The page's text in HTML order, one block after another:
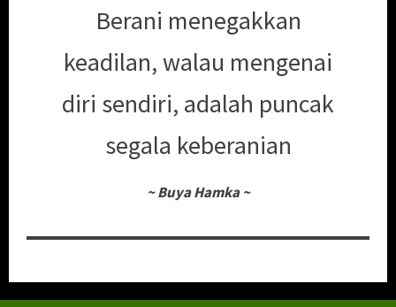
Berani menegakkan
keadilan, walau mengenai
diri sendiri, adalah puncak
segala keberanian
~ Buya Hamka ~